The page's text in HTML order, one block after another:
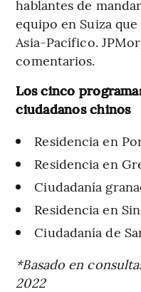
hablantes de
equipo en Suiza
Asia-Pacífico.
comentarios.
Los cinco
ciudadanos chinos
Residencia en
Residencia en
Ciudadanía
Residencia en
Ciudadanía de
*Basado en
2022